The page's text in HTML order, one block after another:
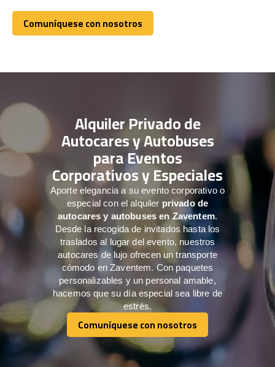
Comuníquese con nosotros
Comuníquese con nosotros
Alquiler Privado de
Autocares y Autobuses
para Eventos
Corporativos y Especiales
Aporte elegancia a su evento corporativo o
especial con el alquiler privado de
autocares y autobuses en Zaventem.
Desde la recogida de invitados hasta los
traslados al lugar del evento, nuestros
autocares de lujo ofrecen un transporte
cómodo en Zaventem. Con paquetes
personalizables y un personal amable,
hacemos que su día especial sea libre de
estrés.
Comuníquese con nosotros
Comuníquese con nosotros